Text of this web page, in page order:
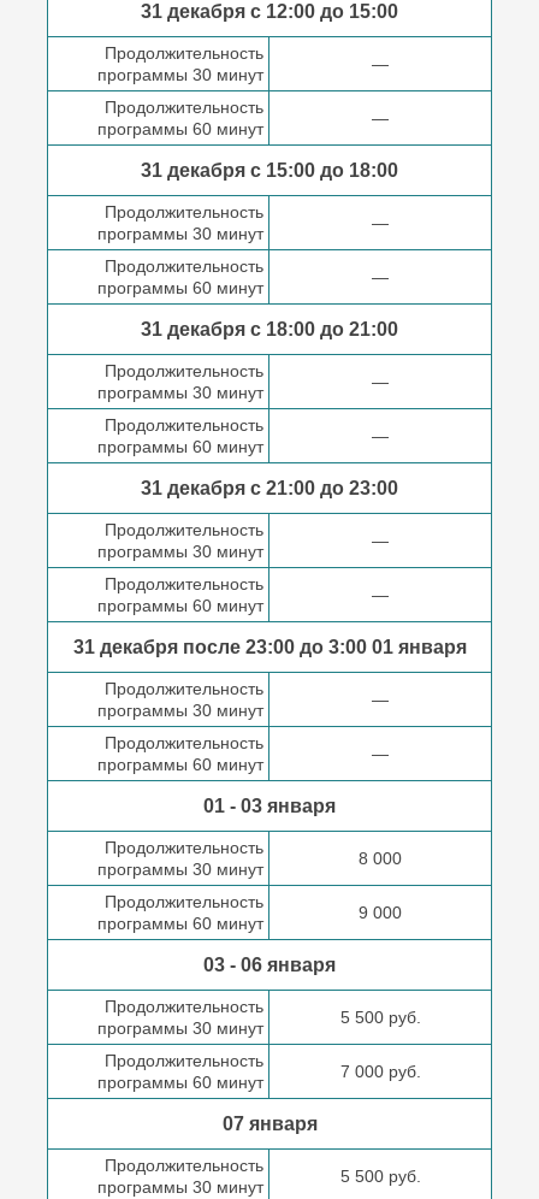
31 декабря с 12:00 до 15:00
Продолжительность
программы 30 минут
—
Продолжительность
программы 60 минут
—
31 декабря с 15:00 до 18:00
Продолжительность
программы 30 минут
—
Продолжительность
программы 60 минут
—
31 декабря с 18:00 до 21:00
Продолжительность
программы 30 минут
—
Продолжительность
программы 60 минут
—
31 декабря с 21:00 до 23:00
Продолжительность
программы 30 минут
—
Продолжительность
программы 60 минут
—
31 декабря после23:00 до 3:0001 января
Продолжительность
программы 30 минут
—
Продолжительность
программы 60 минут
—
01 - 03 января
Продолжительность
программы 30 минут
8 000
Продолжительность
программы 60 минут
9 000
03 - 06 января
Продолжительность
программы 30 минут
5 500 руб.
Продолжительность
программы 60 минут
7 000 руб.
07 января
Продолжительность
программы 30 минут
5 500 руб.